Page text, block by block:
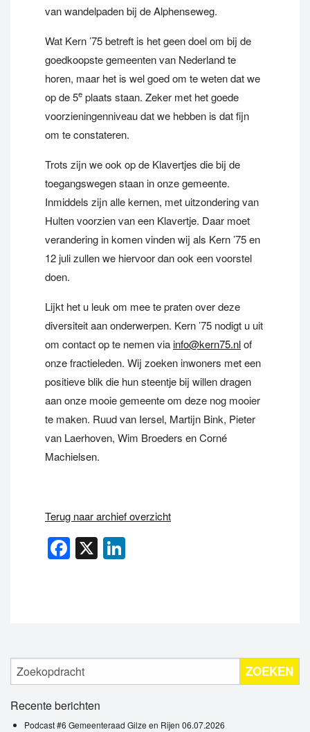
van wandelpaden bij de Alphenseweg.
Wat Kern ’75 betreft is het geen doel om bij de
goedkoopste gemeenten van Nederland te
horen, maar het is wel goed om te weten dat we
op de 5e plaats staan. Zeker met het goede
voorzieningenniveau dat we hebben is dat fijn
om te constateren.
Trots zijn we ook op de Klavertjes die bij de
toegangswegen staan in onze gemeente.
Inmiddels zijn alle kernen, met uitzondering van
Hulten voorzien van een Klavertje. Daar moet
verandering in komen vinden wij als Kern ’75 en
12 juli zullen we hiervoor dan ook een voorstel
doen.
Lijkt het u leuk om mee te praten over deze
diversiteit aan onderwerpen. Kern ’75 nodigt u uit
om contact op te nemen viainfo@kern75.nlof
onze fractieleden. Wij zoeken inwoners met een
positieve blik die hun steentje bij willen dragen
aan onze mooie gemeente om deze nog mooier
te maken. Ruud van Iersel, Martijn Bink, Pieter
van Laerhoven, Wim Broeders en Corné
Machielsen.
Terug naar archief overzicht
Facebook
X
ZOEKEN
Recente berichten
Podcast #6 Gemeenteraad Gilze en Rijen 06.07.2026